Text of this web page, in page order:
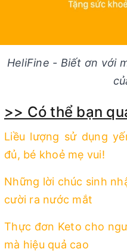
HeliFine - Biết ơn với
>> Có thể bạn
Liều lượng sử dụng
đủ, bé khoẻ mẹ vui!
Những lời chúc sinh
cười ra nước mắt
Thực đơn Keto cho
mà hiệu quả cao